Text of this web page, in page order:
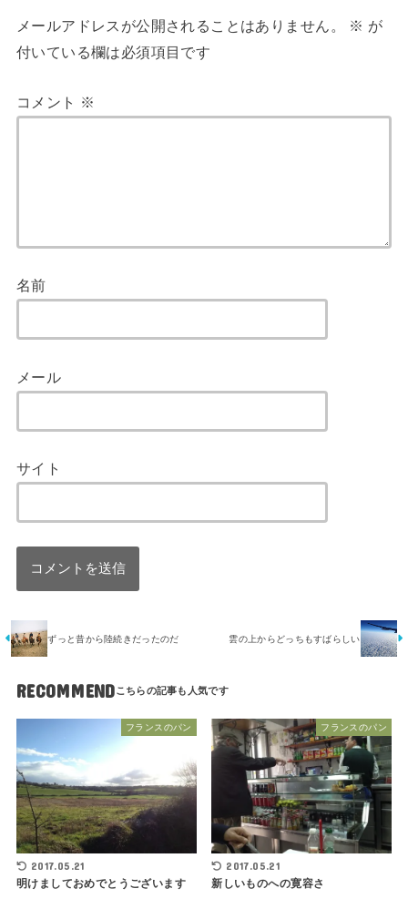
メールアドレスが公開されることはありません。 ※ が
付いている欄は必須項目です
コメント ※
名前
メール
サイト
ずっと昔から陸続きだったのだ 雲の上からどっちもすばらしい
RECOMMEND
フランスのパン
2017.05.21
明けましておめでとうございます
フランスのパン
2017.05.21
新しいものへの寛容さ